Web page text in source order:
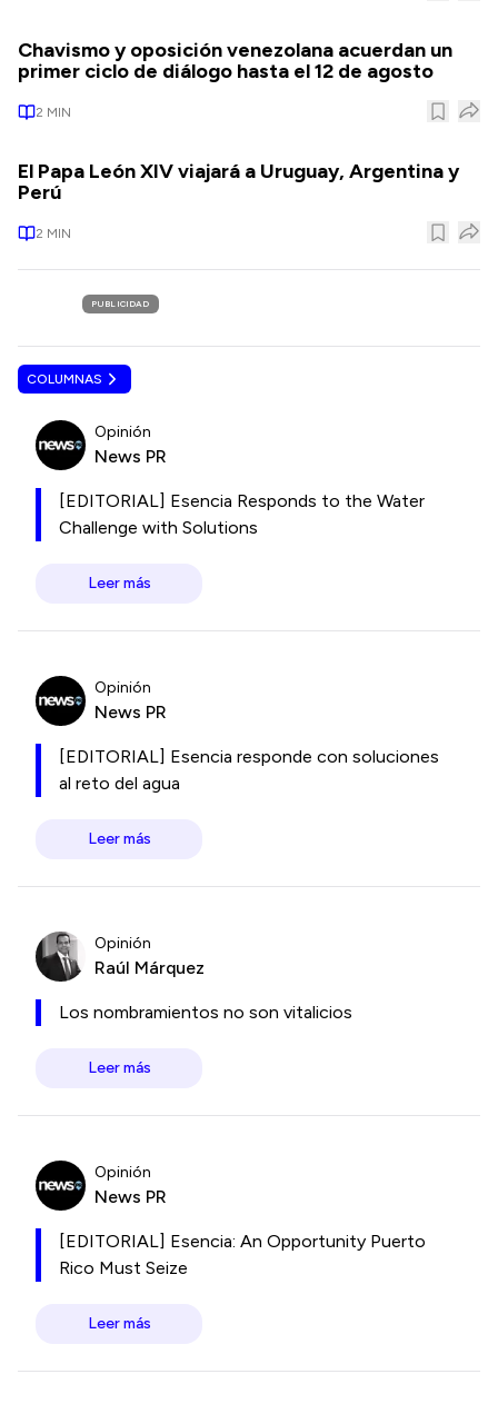
Chavismo y oposición venezolana acuerdan un
primer ciclo de diálogo hasta el 12 de agosto
2 MIN
El Papa León XIV viajará a Uruguay, Argentina y
Perú
2 MIN
PUBLICIDAD
COLUMNAS
Opinión
News PR
[EDITORIAL] Esencia Responds to the Water
Challenge with Solutions
Leer más
Opinión
News PR
[EDITORIAL] Esencia responde con soluciones
al reto del agua
Leer más
Opinión
Raúl Márquez
Los nombramientos no son vitalicios
Leer más
Opinión
News PR
[EDITORIAL] Esencia: An Opportunity Puerto
Rico Must Seize
Leer más